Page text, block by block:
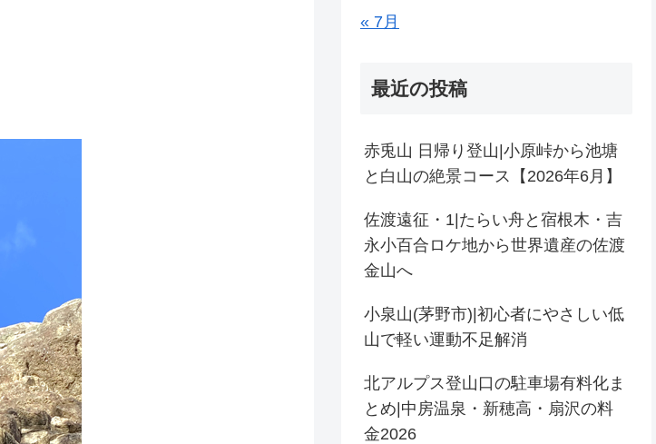
« 7月
最近の投稿
赤兎山 日帰り登山|小原峠から池塘
と白山の絶景コース【2026年6月】
佐渡遠征・1|たらい舟と宿根木・吉
永小百合ロケ地から世界遺産の佐渡
金山へ
小泉山(茅野市)|初心者にやさしい低
山で軽い運動不足解消
北アルプス登山口の駐車場有料化ま
とめ|中房温泉・新穂高・扇沢の料
金2026